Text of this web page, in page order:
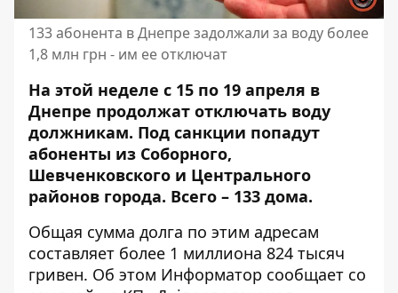
133 абонента в Днепре задолжали за воду более
1,8 млн грн - им ее отключат
На этой неделе с 15 по 19 апреля в
Днепре продолжат отключать воду
должникам. Под санкции попадут
абоненты из Соборного,
Шевченковского и Центрального
районов города. Всего – 133 дома.
Общая сумма долга по этим адресам
составляет более 1 миллиона 824 тысяч
гривен. Об этом Информатор сообщает со